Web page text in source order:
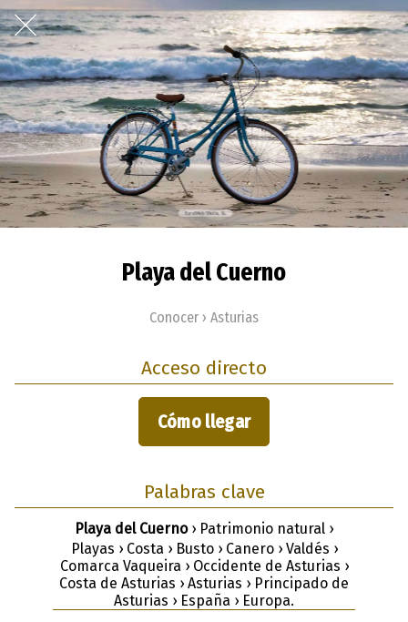
Playa del Cuerno
Conocer › Asturias
Acceso directo
Cómo llegar
Palabras clave
Playa del Cuerno› Patrimonio natural ›
Playas › Costa › Busto › Canero › Valdés ›
Comarca Vaqueira › Occidente de Asturias ›
Costa de Asturias › Asturias › Principado de
Asturias › España › Europa.